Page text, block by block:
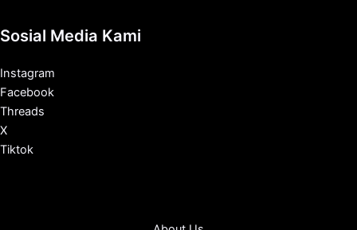
Sosial Media Kami
Instagram
Facebook
Threads
X
Tiktok